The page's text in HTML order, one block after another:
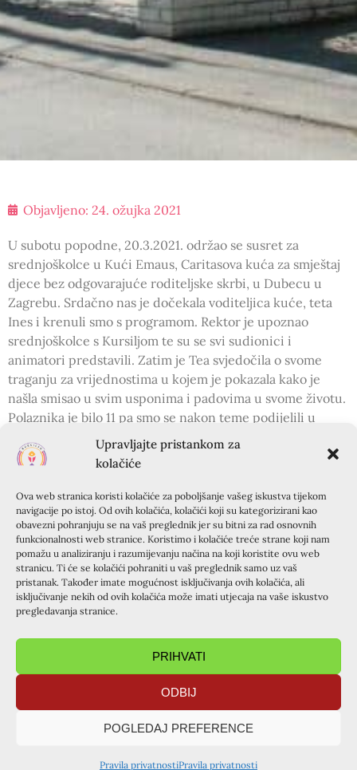
Upravljajte pristankom za
kolačiće
Ova web stranica koristi kolačiće za poboljšanje vašeg iskustva tijekom
navigacije po istoj. Od ovih kolačića, kolačići koji su kategorizirani kao
obavezni pohranjuju se na vaš preglednik jer su bitni za rad osnovnih
funkcionalnosti web stranice. Koristimo i kolačiće treće strane koji nam
pomažu u analiziranju i razumijevanju načina na koji koristite ovu web
stranicu. Ti će se kolačići pohraniti u vaš preglednik samo uz vaš
pristanak. Također imate mogućnost isključivanja ovih kolačića, ali
isključivanje nekih od ovih kolačića može imati utjecaja na vaše iskustvo
pregledavanja stranice.
PRIHVATI
ODBIJ
POGLEDAJ PREFERENCE
Pravila privatnostiPravila privatnosti
Objavljeno: 24. ožujka 2021
U subotu popodne, 20.3.2021. održao se susret za
srednjoškolce u Kući Emaus, Caritasova kuća za smještaj
djece bez odgovarajuće roditeljske skrbi, u Dubecu u
Zagrebu. Srdačno nas je dočekala voditeljica kuće, teta
Ines i krenuli smo s programom. Rektor je upoznao
srednjoškolce s Kursiljom te su se svi sudionici i
animatori predstavili. Zatim je Tea svjedočila o svome
traganju za vrijednostima u kojem je pokazala kako je
našla smisao u svim usponima i padovima u svome životu.
Polaznika je bilo 11 pa smo se nakon teme podijelili u
jednu mušku i jednu žensku grupu u kojima smo nastavili
razgovor. Iako je tečaj trajao samo dva sata, vrijeme smo
otvoreni i nasmijani i ispratili nas osmjesima.
PRETHODNA OBJAVA
Krapanj – najava termina za ljeto 2021.
SLIJEDEĆA OBJAVA
Krapanj 2021. – Prijave
PODIJELITE OBJAVU